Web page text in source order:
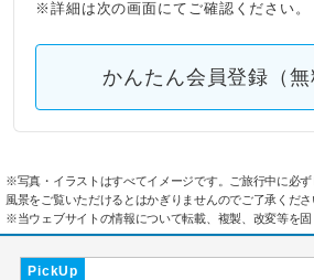
※詳細は次の画面にてご確認ください。
かんたん会員登録（無
※写真・イラストはすべてイメージです。ご旅行中に必
風景をご覧いただけるとはかぎりませんのでご了承くださ
※当ウェブサイトの情報について転載、複製、改変等を固
PickUp